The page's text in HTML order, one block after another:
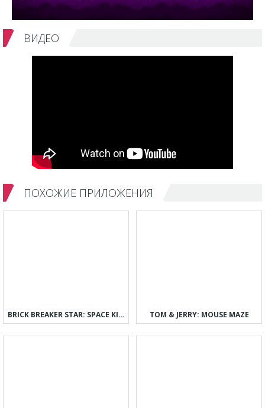
ВИДЕО
ПОХОЖИЕ ПРИЛОЖЕНИЯ
BRICK BREAKER STAR: SPACE KING TOM & JERRY: MOUSE MAZE